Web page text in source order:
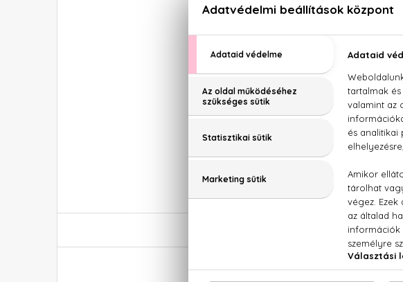
LEÍRÁS